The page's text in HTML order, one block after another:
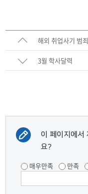
해외 취업사기 범
3월 학사달력
이 페이지에서
요?
매우만족 만족